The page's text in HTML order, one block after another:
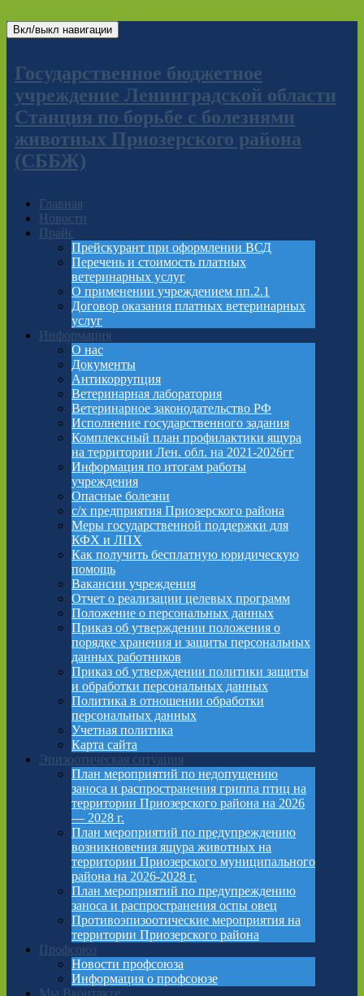
Вкл/выкл навигации
Государственное бюджетное
учреждение Ленинградской области
Станция по борьбе с болезнями
животных Приозерского района
(СББЖ)
Главная
Новости
Прайс
Прейскурант при оформлении ВСД
Перечень и стоимость платных
ветеринарных услуг
О применении учреждением пп.2.1
Договор оказания платных ветеринарных
услуг
Информация
О нас
Документы
Антикоррупция
Ветеринарная лаборатория
Ветеринарное законодательство РФ
Исполнение государственного задания
Комплексный план профилактики ящура
на территории Лен. обл. на 2021-2026гг
Информация по итогам работы
учреждения
Опасные болезни
с/х предприятия Приозерского района
Меры государственной поддержки для
КФХ и ЛПХ
Как получить бесплатную юридическую
помощь
Вакансии учреждения
Отчет о реализации целевых программ
Положение о персональных данных
Приказ об утверждении положения о
порядке хранения и защиты персональных
данных работников
Приказ об утверждении политики защиты
и обработки персональных данных
Политика в отношении обработки
персональных данных
Учетная политика
Карта сайта
Эпизоотическая ситуация
План мероприятий по недопущению
заноса и распространения гриппа птиц на
территории Приозерского района на 2026
— 2028 г.
План мероприятий по предупреждению
возникновения ящура животных на
территории Приозерского муниципального
района на 2026-2028 г.
План мероприятий по предупреждению
заноса и распространения оспы овец
Противоэпизоотические мероприятия на
территории Приозерского района
Профсоюз
Новости профсоюза
Информация о профсоюзе
Мы Вконтакте